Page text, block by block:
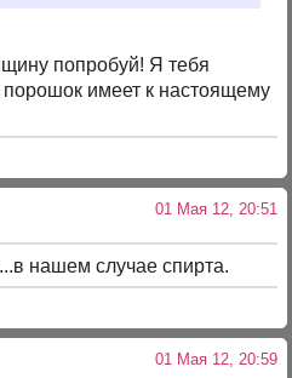
попробуй! Я тебя
имеет к настоящему
01 Мая 12, 20:51
нашем случае спирта.
01 Мая 12, 20:59